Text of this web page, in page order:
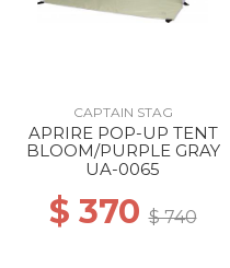
CAPTAIN STAG
APRIRE POP-UP TENT
BLOOM/PURPLE GRAY
UA-0065
$ 370$ 740